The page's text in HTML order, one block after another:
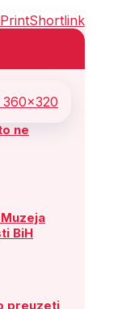
PrintShortlink
ne
BiH
preuzeti